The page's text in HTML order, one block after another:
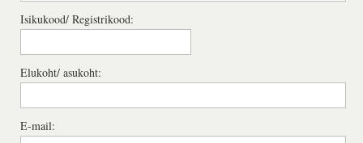
Isikukood/ Registrikood:
Elukoht/ asukoht:
E-mail: